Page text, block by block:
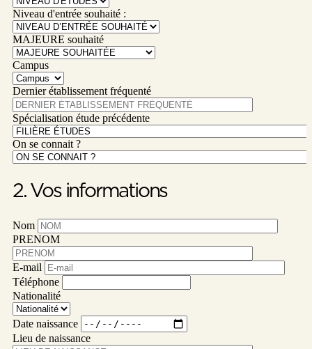
Niveau d'entrée souhaité :
MAJEURE souhaité
Campus
Dernier établissement fréquenté
Spécialisation étude précédente
On se connait ?
2. Vos informations
Nom
PRENOM
E-mail
Téléphone
Nationalité
Date naissance
Lieu de naissance